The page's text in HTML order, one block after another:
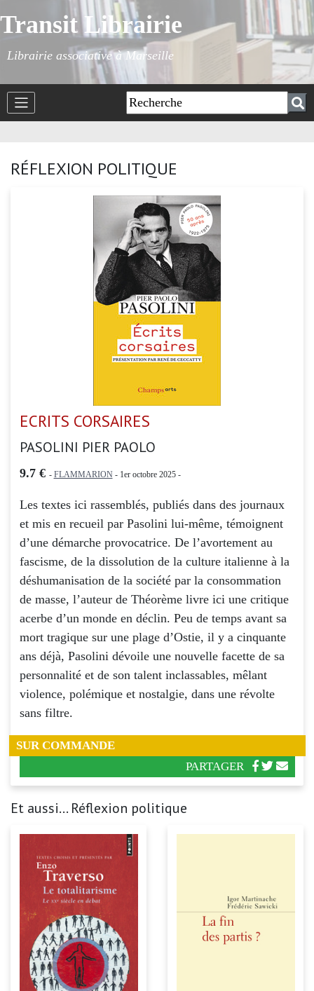
Transit Librairie
Librairie associative à Marseille
RÉFLEXION POLITIQUE
ECRITS CORSAIRES
PASOLINI PIER PAOLO
9.7 € - FLAMMARION- 1er octobre 2025 -
Les textes ici rassemblés, publiés dans des journaux
et mis en recueil par Pasolini lui-même, témoignent
d’une démarche provocatrice. De l’avortement au
fascisme, de la dissolution de la culture italienne à la
déshumanisation de la société par la consommation
de masse, l’auteur de Théorème livre ici une critique
acerbe d’un monde en déclin. Peu de temps avant sa
mort tragique sur une plage d’Ostie, il y a cinquante
ans déjà, Pasolini dévoile une nouvelle facette de sa
personnalité et de son talent inclassables, mêlant
violence, polémique et nostalgie, dans une révolte
sans filtre.
SUR COMMANDE
PARTAGER
Et aussi... Réflexion politique